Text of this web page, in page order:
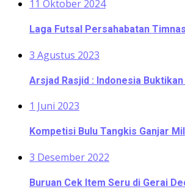
11 Oktober 2024
Laga Futsal Persahabatan
3 Agustus 2023
Arsjad Rasjid : Indonesia
1 Juni 2023
Kompetisi Bulu Tangkis Ganjar
3 Desember 2022
Buruan Cek Item Seru di Gerai